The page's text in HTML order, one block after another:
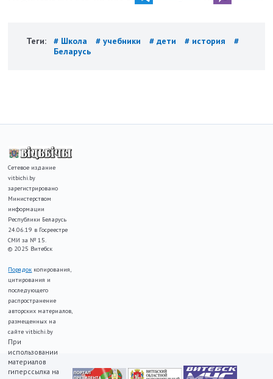
Теги: # Школа # учебники # дети # история
#
Беларусь
Сетевое издание
vitbichi.by
зарегистрировано
Министерством
информации
Республики Беларусь
24.06.19 в Госреестре
СМИ за № 15.
© 2025 Витебск
Порядок копирования,
цитирования и
последующего
распространение
авторских материалов,
размещенных на
сайте vitbichi.by
При
использовании
материалов
гиперссылка на